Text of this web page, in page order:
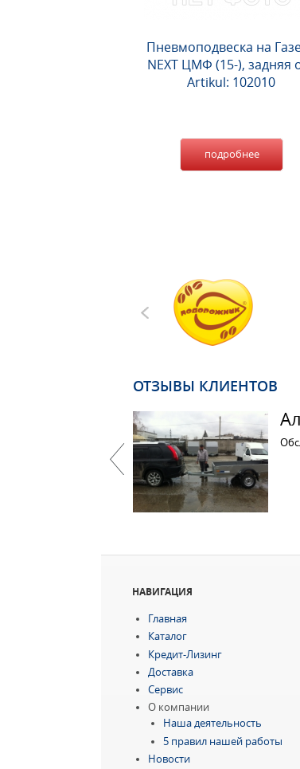
Пневмоподвеска на
NEXT ЦМФ (15-), задняя
Artikul: 102010
подробнее
ОТЗЫВЫ КЛИЕНТОВ
Previous
НАВИГАЦИЯ
Главная
Каталог
Кредит-Лизинг
Доставка
Сервис
О компании
Наша деятельность
5 правил нашей работы
Новости